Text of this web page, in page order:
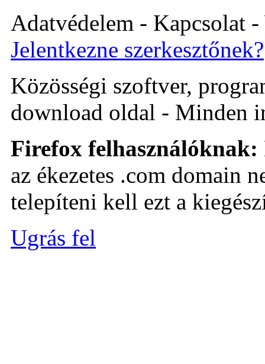
Adatvédelem - Kapcsolat
Jelentkezne szerkesztőnek?
Közösségi szoftver,
download oldal - Minden
Firefox felhasználóknak:
az ékezetes .com domain
telepíteni kell ezt a
Ugrás fel